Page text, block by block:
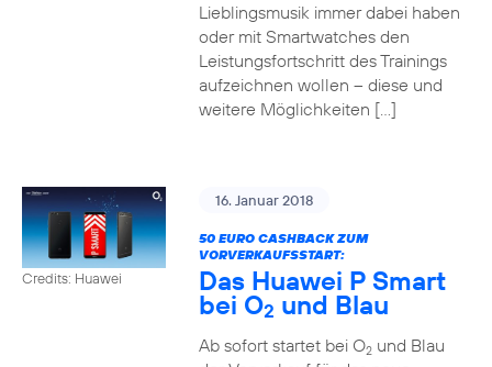
Lieblingsmusik immer dabei haben
oder mit Smartwatches den
Leistungsfortschritt des Trainings
aufzeichnen wollen – diese und
weitere Möglichkeiten […]
Credits: Huawei
16. Januar 2018
50 EURO CASHBACK ZUM
VORVERKAUFSSTART:
Das Huawei P Smart
bei O2 und Blau
Ab sofort startet bei O2und Blau